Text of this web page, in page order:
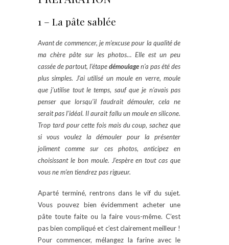
1 – La pâte sablée
Avant de commencer, je m’excuse pour la qualité de
ma chère pâte sur les photos… Elle est un peu
cassée de partout, l’étapedémoulagen’a pas été des
plus simples. J’ai utilisé un moule en verre, moule
que j’utilise tout le temps, sauf que je n’avais pas
penser que lorsqu’il faudrait démouler, cela ne
serait pas l’idéal. Il aurait fallu un moule en silicone.
Trop tard pour cette fois mais du coup, sachez que
si vous voulez la démouler pour la présenter
joliment comme sur ces photos, anticipez en
choisissant le bon moule. J’espère en tout cas que
vous ne m’en tiendrez pas rigueur.
Aparté terminé, rentrons dans le vif du sujet.
Vous pouvez bien évidemment acheter une
pâte toute faite ou la faire vous-même. C’est
pas bien compliqué et c’est clairement meilleur !
Pour commencer, mélangez la farine avec le